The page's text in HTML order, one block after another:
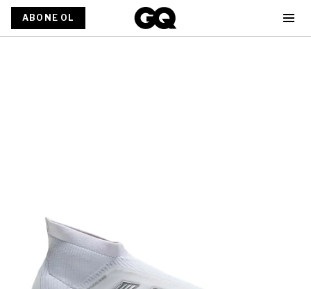
ABONE OL